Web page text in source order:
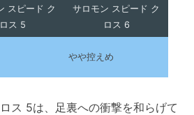
スピード ク
ロス 5
サロモン スピード ク
ロス 6
やや控えめ
ス 5は、足裏への衝撃を和らげて